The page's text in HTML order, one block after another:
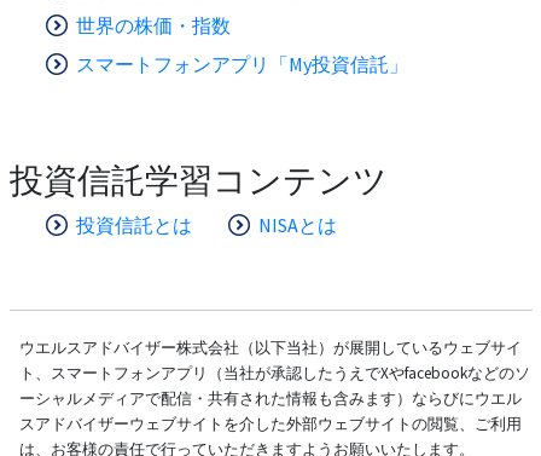
世界の株価・指数
スマートフォンアプリ「My投資信託」
投資信託学習コンテンツ
投資信託とは NISAとは
ウエルスアドバイザー株式会社（以下当社）が展開しているウェブサイ
ト、スマートフォンアプリ（当社が承認したうえでXやfacebookなどのソ
ーシャルメディアで配信・共有された情報も含みます）ならびにウエル
スアドバイザーウェブサイトを介した外部ウェブサイトの閲覧、ご利用
は、お客様の責任で行っていただきますようお願いいたします。